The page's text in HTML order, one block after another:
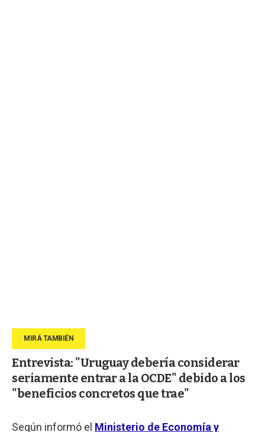
Entrevista: "Uruguay debería considerar
seriamente entrar a la OCDE" debido a los
"beneficios concretos que trae"
Según informó el Ministerio de Economía y